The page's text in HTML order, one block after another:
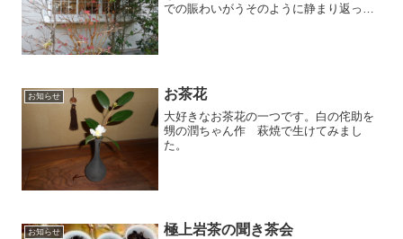
での賑わいがうそのように静まり返った
お知らせ お茶花
大好きなお茶花の一つです。白の侘助を
甥の潤ちゃん作 萩焼で生けてみまし
た。
お知らせ 極上岩茶の聞き茶会